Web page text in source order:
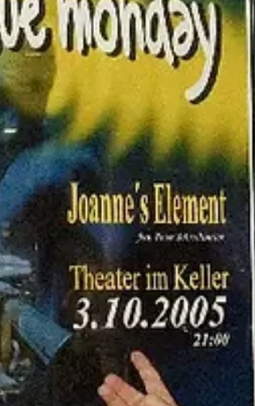
Flair beim letzten Blue Monday des Jahres.